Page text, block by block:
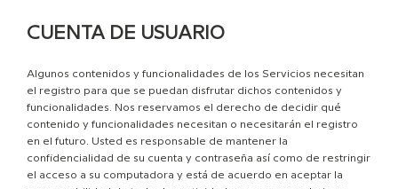
CUENTA DE USUARIO
Algunos contenidos y funcionalidades de los Servicios necesitan
el registro para que se puedan disfrutar dichos contenidos y
funcionalidades. Nos reservamos el derecho de decidir qué
contenido y funcionalidades necesitan o necesitarán el registro
en el futuro. Usted es responsable de mantener la
confidencialidad de su cuenta y contraseña así como de restringir
el acceso a su computadora y está de acuerdo en aceptar la